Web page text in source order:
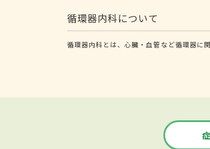
循環器内科について
循環器内科とは、心臓・血管など循環器に